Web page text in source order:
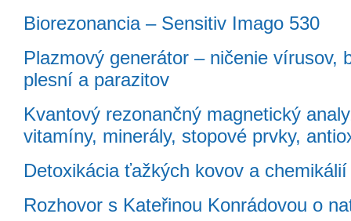
Biorezonancia – Sensitiv Imago 530
Plazmový generátor – ničenie vírusov,
plesní a parazitov
Kvantový rezonančný magnetický
vitamíny, minerály, stopové prvky,
Detoxikácia ťažkých kovov a chemikálií
Rozhovor s Kateřinou Konrádovou o